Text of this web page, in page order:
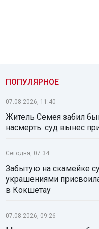
ПОПУЛЯРНОЕ
07.08.2026, 11:40
Житель Семея забил
насмерть: суд вынес
Сегодня, 07:34
Забытую на скамейке
украшениями
в Кокшетау
07.08.2026, 09:26